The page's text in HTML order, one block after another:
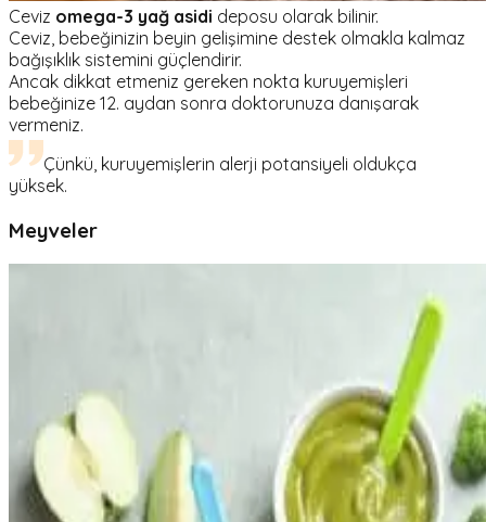
Ceviz omega-3 yağ asidi deposu olarak bilinir.
Ceviz, bebeğinizin beyin gelişimine destek olmakla kalmaz
bağışıklık sistemini güçlendirir.
Ancak dikkat etmeniz gereken nokta kuruyemişleri
bebeğinize 12. aydan sonra doktorunuza danışarak
vermeniz.
Çünkü, kuruyemişlerin alerji potansiyeli oldukça
yüksek.
Meyveler